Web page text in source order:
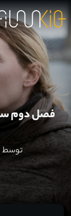
توسط